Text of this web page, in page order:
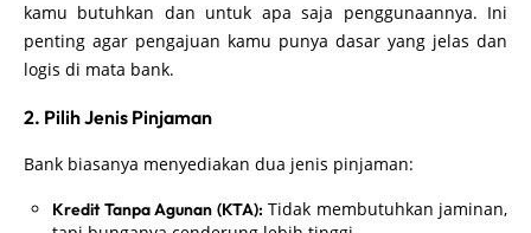
kamu butuhkan dan untuk apa saja penggunaannya. Ini
penting agar pengajuan kamu punya dasar yang jelas dan
logis di mata bank.
2. Pilih Jenis Pinjaman
Bank biasanya menyediakan dua jenis pinjaman:
Kredit Tanpa Agunan (KTA): Tidak membutuhkan jaminan,